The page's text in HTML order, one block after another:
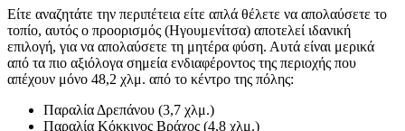
Είτε αναζητάτε την περιπέτεια είτε απλά θέλετε να απολαύσετε το
τοπίο, αυτός ο προορισμός (Ηγουμενίτσα) αποτελεί ιδανική
επιλογή, για να απολαύσετε τη μητέρα φύση. Αυτά είναι μερικά
από τα πιο αξιόλογα σημεία ενδιαφέροντος της περιοχής που
απέχουν μόνο 48,2 χλμ. από το κέντρο της πόλης:
Παραλία Δρεπάνου (3,7 χλμ.)
Παραλία Κόκκινος Βράχος (4,8 χλμ.)